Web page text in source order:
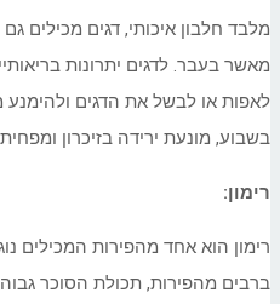
לאפות או לבשל את הדגים ולהימנע
בשבוע, מונעת ירידה בזיכרון
רימון:
רימון הוא אחד מהפירות המכילים
ברבים מהפירות, תכולת הסוכר